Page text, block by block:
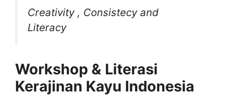
Creativity , Consistecy and
Literacy
Workshop & Literasi
Kerajinan Kayu Indonesia